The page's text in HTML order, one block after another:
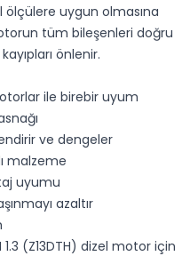
ölçülere uygun olmasına
tüm bileşenleri doğru
önlenir.
ile birebir uyum
ve dengeler
malzeme
uyumu
azaltır
(Z13DTH) dizel motor için